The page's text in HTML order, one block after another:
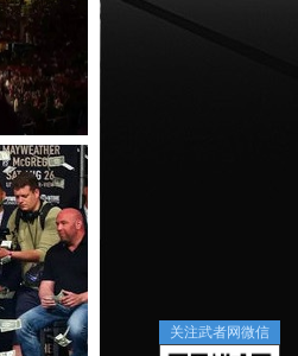
关注武者网微信